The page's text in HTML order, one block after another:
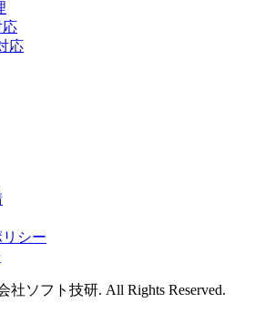
応
応
シー
社ソフト技研. All Rights Reserved.